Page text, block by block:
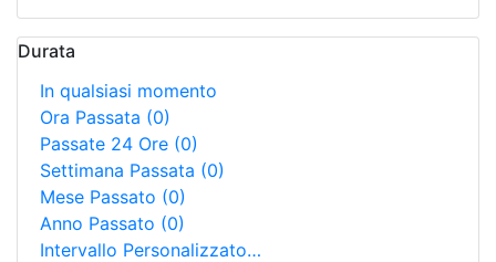
Durata
In qualsiasi momento
Ora Passata (0)
Passate 24 Ore (0)
Settimana Passata (0)
Mese Passato (0)
Anno Passato (0)
Intervallo Personalizzato…